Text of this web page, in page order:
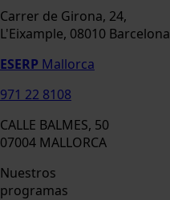
Carrer de Girona, 24,
L'Eixample, 08010 Barcelona
ESERP Mallorca
971 22 8108
CALLE BALMES, 50
07004 MALLORCA
Nuestros
programas